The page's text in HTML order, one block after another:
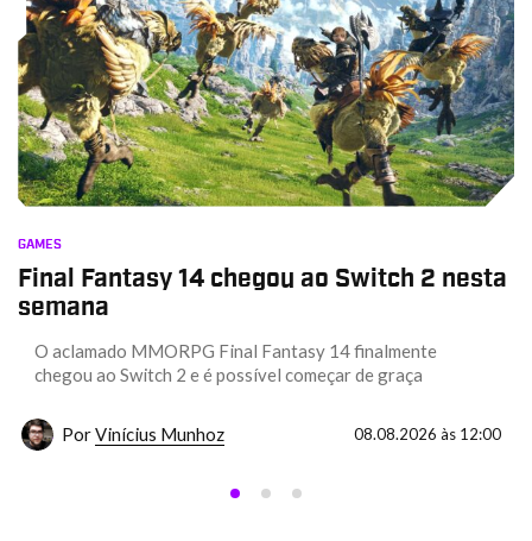
GAMES
Final Fantasy 14 chegou ao Switch 2 nesta
semana
O aclamado MMORPG Final Fantasy 14 finalmente
chegou ao Switch 2 e é possível começar de graça
PorVinícius Munhoz 08.08.2026 às 12:00